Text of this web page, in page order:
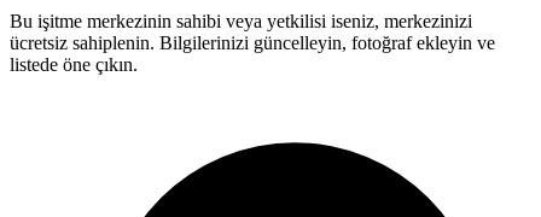
Bu işitme merkezinin sahibi veya yetkilisi iseniz, merkezinizi
ücretsiz sahiplenin. Bilgilerinizi güncelleyin, fotoğraf ekleyin ve
listede öne çıkın.